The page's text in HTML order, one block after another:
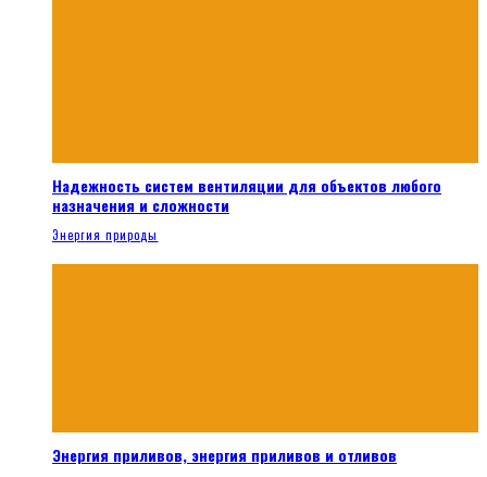
Надежность систем вентиляции для объектов любого
назначения и сложности
Энергия природы
Энергия приливов, энергия приливов и отливов